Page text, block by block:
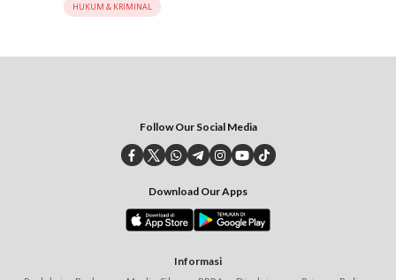
HUKUM & KRIMINAL
Follow Our Social Media
Download Our Apps
Informasi